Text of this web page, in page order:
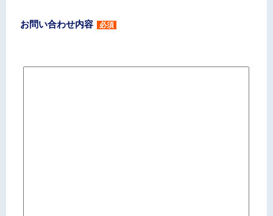
お問い合わせ内容 必須